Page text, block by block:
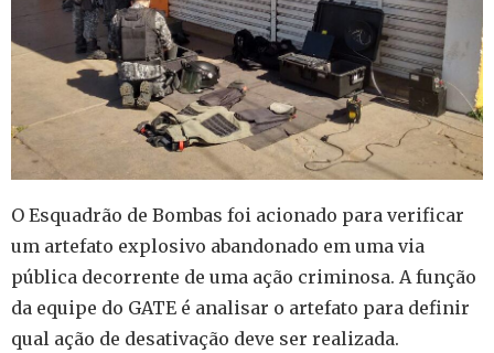
O Esquadrão de Bombas foi acionado para verificar
um artefato explosivo abandonado em uma via
pública decorrente de uma ação criminosa. A função
da equipe do GATE é analisar o artefato para definir
qual ação de desativação deve ser realizada.